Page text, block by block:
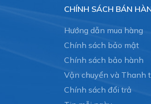
CHÍNH SÁCH BÁN
Hướng dẫn mua hàng
Chính sách bảo mật
Chính sách bảo hành
Vận chuyển và Thanh
Chính sách đổi trả